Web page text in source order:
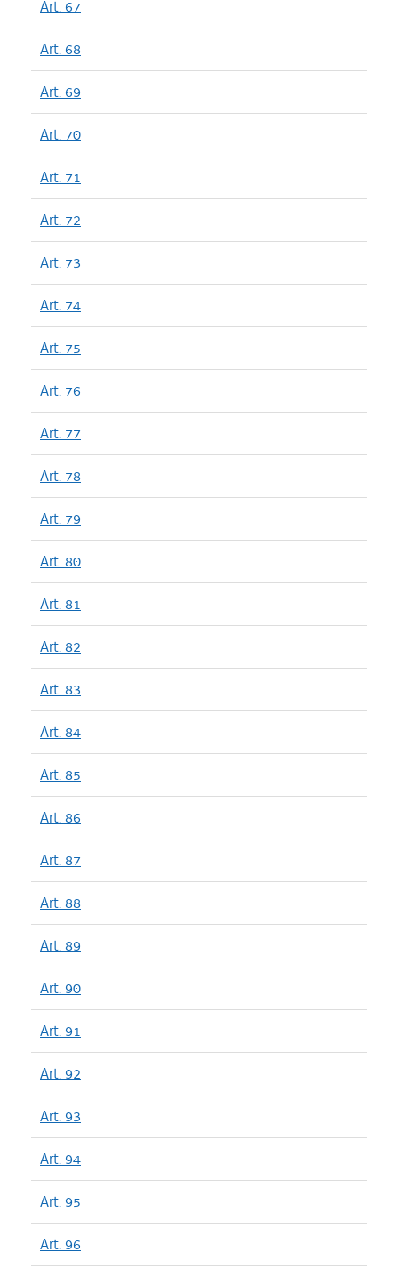
Art. 67
Art. 68
Art. 69
Art. 70
Art. 71
Art. 72
Art. 73
Art. 74
Art. 75
Art. 76
Art. 77
Art. 78
Art. 79
Art. 80
Art. 81
Art. 82
Art. 83
Art. 84
Art. 85
Art. 86
Art. 87
Art. 88
Art. 89
Art. 90
Art. 91
Art. 92
Art. 93
Art. 94
Art. 95
Art. 96